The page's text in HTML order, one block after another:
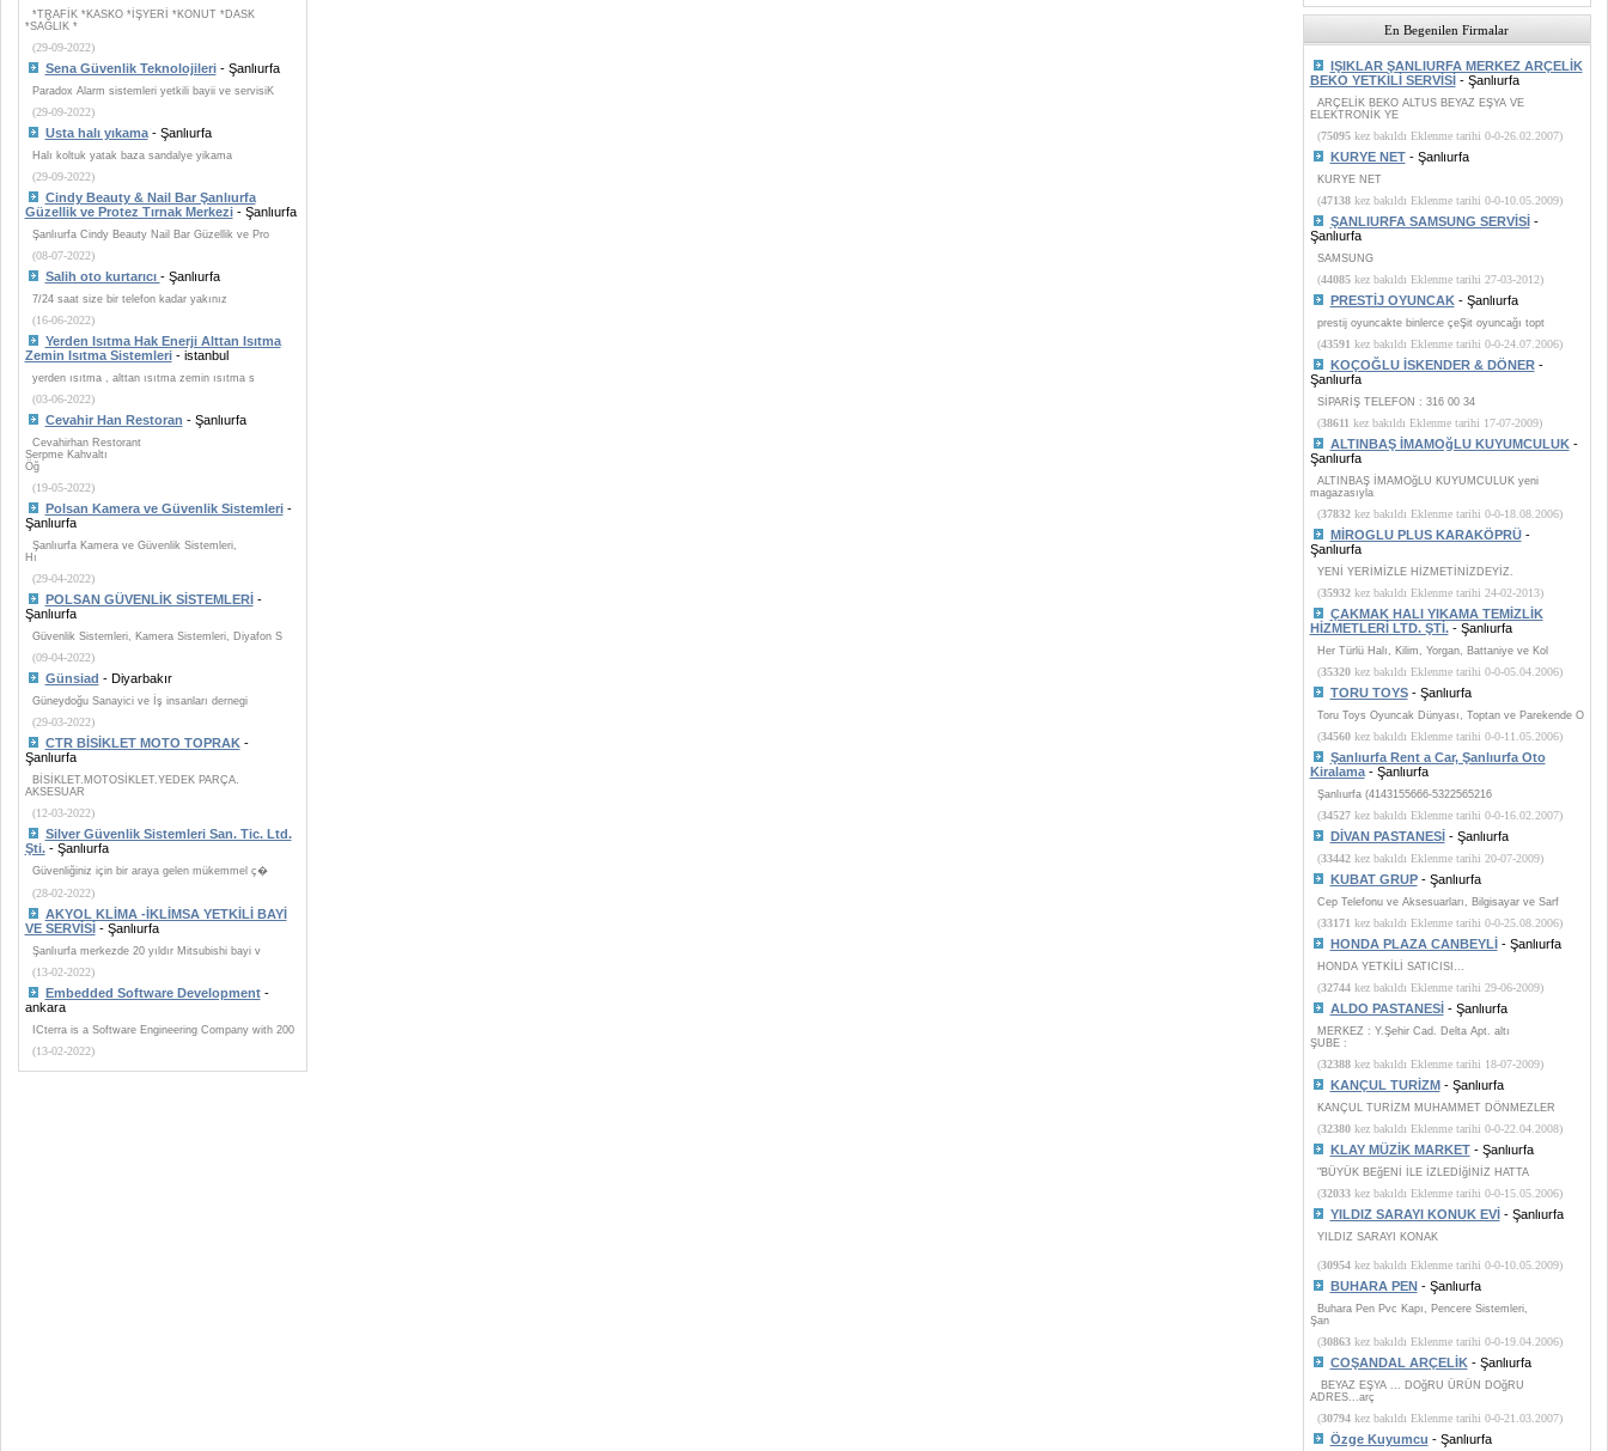
*TRAFİK *KASKO *İŞYERİ *KONUT *DASK
*SAĞLIK *
(29-09-2022)
Sena Güvenlik Teknolojileri- Şanlıurfa
Paradox Alarm sistemleri yetkili bayii ve servisiK
(29-09-2022)
Usta halı yıkama- Şanlıurfa
Halı koltuk yatak baza sandalye yikama
(29-09-2022)
Cindy Beauty & Nail Bar Şanlıurfa
Güzellik ve Protez Tırnak Merkezi- Şanlıurfa
Şanlıurfa Cindy Beauty Nail Bar Güzellik ve Pro
(08-07-2022)
Salih oto kurtarıcı - Şanlıurfa
7/24 saat size bir telefon kadar yakınız
(16-06-2022)
Yerden Isıtma Hak Enerji Alttan Isıtma
Zemin Isıtma Sistemleri- istanbul
yerden ısıtma , alttan ısıtma zemin ısıtma s
(03-06-2022)
Cevahir Han Restoran - Şanlıurfa
Cevahirhan Restorant
Serpme Kahvaltı
Öğ
(19-05-2022)
Polsan Kamera ve Güvenlik Sistemleri-
Şanlıurfa
Şanlıurfa Kamera ve Güvenlik Sistemleri,
Hı
(29-04-2022)
POLSAN GÜVENLİK SİSTEMLERİ-
Şanlıurfa
Güvenlik Sistemleri, Kamera Sistemleri, Diyafon S
(09-04-2022)
Günsiad - Diyarbakır
Güneydoğu Sanayici ve İş insanları dernegi
(29-03-2022)
CTR BİSİKLET MOTO TOPRAK-
Şanlıurfa
BİSİKLET.MOTOSİKLET.YEDEK PARÇA.
AKSESUAR
(12-03-2022)
Silver Güvenlik Sistemleri San. Tic. Ltd.
Şti.- Şanlıurfa
Güvenliğiniz için bir araya gelen mükemmel ç�
(28-02-2022)
AKYOL KLİMA -İKLİMSA YETKİLİ BAYİ
VE SERVİSİ- Şanlıurfa
Şanlıurfa merkezde 20 yıldır Mitsubishi bayi v
(13-02-2022)
Embedded Software Development-
ankara
ICterra is a Software Engineering Company with 200
(13-02-2022)
En Begenilen Firmalar
IŞIKLAR ŞANLIURFA MERKEZ ARÇELİK
BEKO YETKİLİ SERVİSİ- Şanlıurfa
ARÇELİK BEKO ALTUS BEYAZ EŞYA VE
ELEKTRONİK YE
(75095kez bakıldı Eklenme tarihi 0-0-26.02.2007)
KURYE NET- Şanlıurfa
KURYE NET
(47138kez bakıldı Eklenme tarihi 0-0-10.05.2009)
ŞANLIURFA SAMSUNG SERVİSİ-
Şanlıurfa
SAMSUNG
(44085kez bakıldı Eklenme tarihi 27-03-2012)
PRESTİJ OYUNCAK- Şanlıurfa
prestij oyuncakte binlerce çeŞit oyuncağı topt
(43591 kez bakıldı Eklenme tarihi 0-0-24.07.2006)
KOÇOĞLU İSKENDER & DÖNER-
Şanlıurfa
SİPARİŞ TELEFON : 316 00 34
(38611 kez bakıldı Eklenme tarihi 17-07-2009)
ALTINBAŞ İMAMOğLU KUYUMCULUK-
Şanlıurfa
ALTINBAŞ İMAMOğLU KUYUMCULUK yeni
magazasıyla
(37832kez bakıldı Eklenme tarihi 0-0-18.08.2006)
MİROGLU PLUS KARAKÖPRÜ-
Şanlıurfa
YENİ YERİMİZLE HİZMETİNİZDEYİZ.
(35932kez bakıldı Eklenme tarihi 24-02-2013)
ÇAKMAK HALI YIKAMA TEMİZLİK
HİZMETLERİ LTD. ŞTİ.- Şanlıurfa
Her Türlü Halı, Kilim, Yorgan, Battaniye ve Kol
(35320kez bakıldı Eklenme tarihi 0-0-05.04.2006)
TORU TOYS- Şanlıurfa
Toru Toys Oyuncak Dünyası, Toptan ve Parekende O
(34560kez bakıldı Eklenme tarihi 0-0-11.05.2006)
Şanlıurfa Rent a Car, Şanlıurfa Oto
Kiralama- Şanlıurfa
Şanlıurfa (4143155666-5322565216
(34527kez bakıldı Eklenme tarihi 0-0-16.02.2007)
DİVAN PASTANESİ- Şanlıurfa
(33442kez bakıldı Eklenme tarihi 20-07-2009)
KUBAT GRUP- Şanlıurfa
Cep Telefonu ve Aksesuarları, Bilgisayar ve Sarf
(33171 kez bakıldı Eklenme tarihi 0-0-25.08.2006)
HONDA PLAZA CANBEYLİ- Şanlıurfa
HONDA YETKİLİ SATICISI...
(32744kez bakıldı Eklenme tarihi 29-06-2009)
ALDO PASTANESİ- Şanlıurfa
MERKEZ : Y.Şehir Cad. Delta Apt. altı
ŞUBE :
(32388kez bakıldı Eklenme tarihi 18-07-2009)
KANÇUL TURİZM- Şanlıurfa
KANÇUL TURİZM MUHAMMET DÖNMEZLER
(32380kez bakıldı Eklenme tarihi 0-0-22.04.2008)
KLAY MÜZİK MARKET- Şanlıurfa
"BÜYÜK BEğENİ İLE İZLEDİğİNİZ HATTA
(32033kez bakıldı Eklenme tarihi 0-0-15.05.2006)
YILDIZ SARAYI KONUK EVİ- Şanlıurfa
YILDIZ SARAYI KONAK
(30954kez bakıldı Eklenme tarihi 0-0-10.05.2009)
BUHARA PEN- Şanlıurfa
Buhara Pen Pvc Kapı, Pencere Sistemleri,
Şan
(30863kez bakıldı Eklenme tarihi 0-0-19.04.2006)
COŞANDAL ARÇELİK- Şanlıurfa
BEYAZ EŞYA ... DOğRU ÜRÜN DOğRU
ADRES...arç
(30794kez bakıldı Eklenme tarihi 0-0-21.03.2007)
Özge Kuyumcu - Şanlıurfa